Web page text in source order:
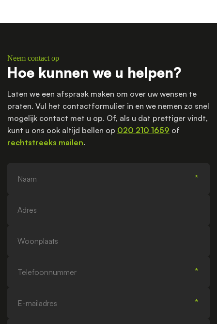
Neem contact op
Hoe kunnen we u helpen?
Laten we een afspraak maken om over uw wensen te
praten. Vul het contactformulier in en we nemen zo snel
mogelijk contact met u op. Of, als u dat prettiger vindt,
kunt u ons ook altijd bellen op 020 210 1659 of
rechtstreeks mailen.
mailadres